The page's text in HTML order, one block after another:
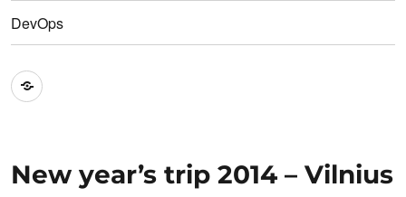
DevOps
Австралия
New year’s trip 2014 – Vilnius